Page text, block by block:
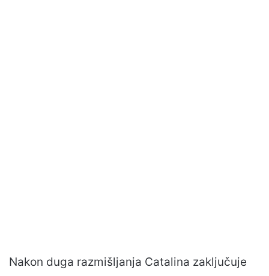
Nakon duga razmišljanja Catalina zaključuje